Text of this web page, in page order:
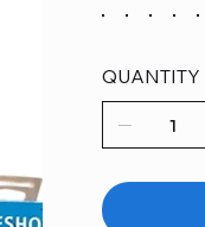
QUANTITY